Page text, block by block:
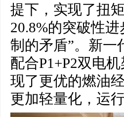
提下，实现了扭
20.8%的突破性
制的矛盾”。新一
配合P1+P2双电
现了更优的燃油
更加轻量化，运